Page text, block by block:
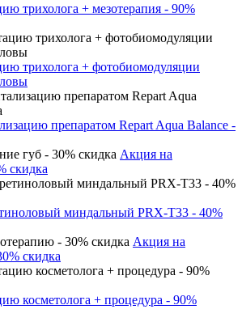
трихолога + мезотерапия - 90%
трихолога + фотобиомодуляции
препаратом Repart Aqua Balance -
Акция на
скидка
миндальный PRX-T33 - 40%
Акция на
скидка
косметолога + процедура - 90%